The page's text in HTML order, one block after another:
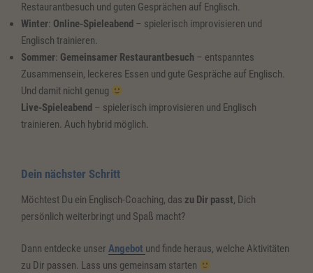
Restaurantbesuch und guten Gesprächen auf Englisch.
Winter: Online-Spieleabend – spielerisch improvisieren und
Englisch trainieren.
Sommer: Gemeinsamer Restaurantbesuch – entspanntes
Zusammensein, leckeres Essen und gute Gespräche auf Englisch.
Und damit nicht genug
Live-Spieleabend – spielerisch improvisieren und Englisch
trainieren. Auch hybrid möglich.
Dein nächster Schritt
Möchtest Du ein Englisch-Coaching, das zu Dir passt, Dich
persönlich weiterbringt und Spaß macht?
Dann entdecke unser Angebot und finde heraus, welche Aktivitäten
zu Dir passen. Lass uns gemeinsam starten